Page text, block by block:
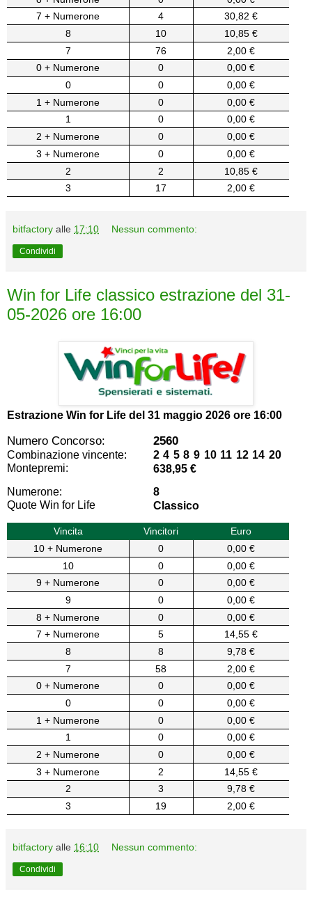
7 + Numerone
4
30,82 €
8
10
10,85 €
7
76
2,00 €
0 + Numerone
0
0,00 €
0
0
0,00 €
1 + Numerone
0
0,00 €
1
0
0,00 €
2 + Numerone
0
0,00 €
3 + Numerone
0
0,00 €
2
2
10,85 €
3
17 2,00 €
bitfactory alle 17:10 Nessun commento:
Condividi
Win for Life classico estrazione del 31-
05-2026 ore 16:00
Estrazione Win for Life del 31 maggio 2026 ore 16:00
Numero Concorso: 2560
Combinazione vincente:
2 4 5 8 9 10 11 12 14 20
Montepremi:
638,95 €
Numerone:
8
Quote Win for Life
Classico
Vincita Vincitori
Euro
10 + Numerone
0
0,00 €
10
0
0,00 €
9 + Numerone
0
0,00 €
9
0
0,00 €
8 + Numerone
0
0,00 €
7 + Numerone
5
14,55 €
8
8
9,78 €
7
58
2,00 €
0 + Numerone
0
0,00 €
0
0
0,00 €
1 + Numerone
0
0,00 €
1
0
0,00 €
2 + Numerone
0
0,00 €
3 + Numerone
2
14,55 €
2
3
9,78 €
3
19 2,00 €
bitfactory alle 16:10 Nessun commento:
Condividi